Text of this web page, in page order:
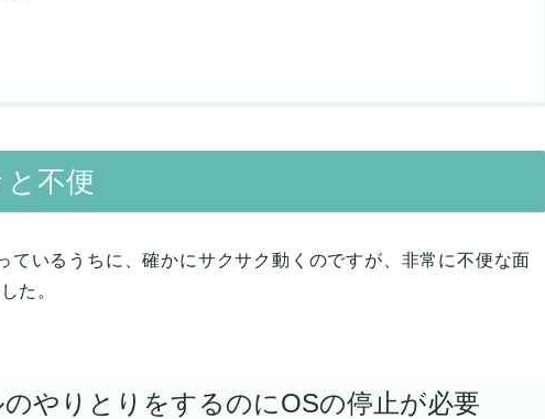
と不便
ているうちに、確かにサクサク動くのですが、非常に不便な面
た。
やりとりをするのにOSの停止が必要